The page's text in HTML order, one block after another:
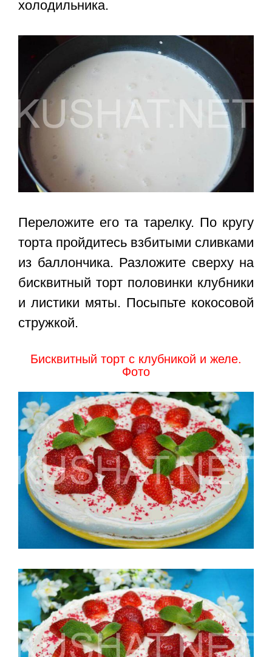
холодильника.
Переложите его та тарелку. По кругу
торта пройдитесь взбитыми сливками
из баллончика. Разложите сверху на
бисквитный торт половинки клубники
и листики мяты. Посыпьте кокосовой
стружкой.
Бисквитный торт с клубникой и желе.
Фото